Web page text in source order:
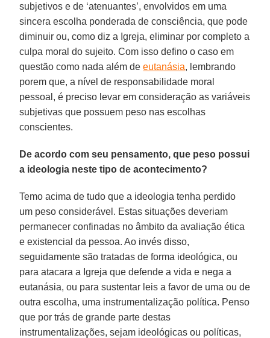
subjetivos e de ‘atenuantes’, envolvidos em uma
sincera escolha ponderada de consciência, que pode
diminuir ou, como diz a Igreja, eliminar por completo a
culpa moral do sujeito. Com isso defino o caso em
questão como nada além deeutanásia, lembrando
porem que, a nível de responsabilidade moral
pessoal, é preciso levar em consideração as variáveis
subjetivas que possuem peso nas escolhas
conscientes.
De acordo com seu pensamento, que peso possui
a ideologia neste tipo de acontecimento?
Temo acima de tudo que a ideologia tenha perdido
um peso considerável. Estas situações deveriam
permanecer confinadas no âmbito da avaliação ética
e existencial da pessoa. Ao invés disso,
seguidamente são tratadas de forma ideológica, ou
para atacara a Igreja que defende a vida e nega a
eutanásia, ou para sustentar leis a favor de uma ou de
outra escolha, uma instrumentalização política. Penso
que por trás de grande parte destas
instrumentalizações, sejam ideológicas ou políticas,